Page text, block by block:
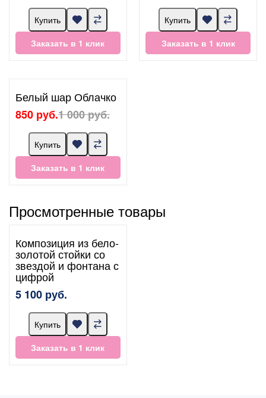
Купить
Заказать в 1 клик
Купить
Заказать в 1 клик
Белый шар Облачко
850 руб.1 000 руб.
Купить
Заказать в 1 клик
Просмотренные товары
Композиция из бело-
золотой стойки со
звездой и фонтана с
цифрой
5 100 руб.
Купить
Заказать в 1 клик